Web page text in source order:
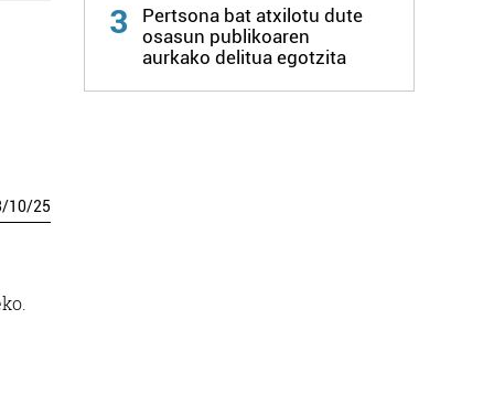
/10/25
3
Pertsona bat atxilotu dute
osasun publikoaren
aurkako delitua egotzita